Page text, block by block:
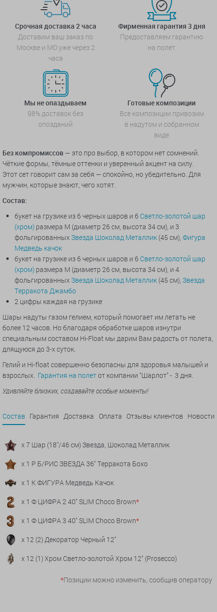
Срочная доставка 2 часа
Доставим ваш заказ по
Москве и МО уже через 2
часа
Фирменная гарантия 3 дня
Предоставляем гарантию
на полет
Мы не опаздываем
98% доставок без
опозданий
Готовые композиции
Все композиции привозим
в надутом и собранном
виде
Без компромиссов — это про выбор, в котором нет сомнений.
Чёткие формы, тёмные оттенки и уверенный акцент на силу.
Этот сет говорит сам за себя — спокойно, но убедительно. Для
мужчин, которые знают, чего хотят.
Состав:
букет на грузике из 6 черных шаров и 6 Светло-золотой шар
(хром) размера M (диаметр 26 см, высота 34 см), и 3
фольгированныхЗвезда Шоколад Металлик (45 см), Фигура
Медведь качок
букет на грузике из 6 черных шаров и 6 Светло-золотой шар
(хром) размера M (диаметр 26 см, высота 34 см), и 4
фольгированныхЗвезда Шоколад Металлик (45 см), Звезда
Терракота Джамбо
2 цифры каждая на грузике
Шары надуты газом гелием, который помогает им летать не
более 12 часов. Но благодаря обработке шаров изнутри
специальным составом Hi-Float мы дарим Вам радость от полета,
длящуюся до 3-х суток.
Гелий и Hi-float совершенно безопасны для здоровья малышей и
взрослых. Гарантия на полетот компании "Шарлот" - 3 дня.
Удивляйте близких, создавайте особые моменты!
Состав Гарантия Доставка Оплата Отзывы клиентов Новости
x 7 Шар (18''/46 см) Звезда, Шоколад Металлик
x 1 Р Б/РИС ЗВЕЗДА 36" Терракота Бохо
x 1 К ФИГУРА Медведь Качок
x 1 Ф ЦИФРА 2 40" SLIM Choco Brown*
x 1 Ф ЦИФРА 3 40" SLIM Choco Brown*
x 12 (2) Декоратор Черный 12"
x 12 (1) Хром Светло-золотой Хром 12" (Prosecco)
*Позиции можно изменить, сообщив оператору